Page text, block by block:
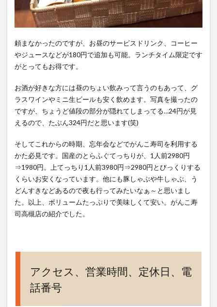
頼まなかったのですが、お昼のサービスドリンク、コーヒー
やジュースなどが180円で追加も可能。ランチタイム限定です
がとってもお得です。
お酒が好きな方には昼のちょい飲みって言うのもあって、グ
ラスワインやミニ生ビールも安く飲めます。写真を撮ったの
ですが、ちょうど値段の部分が隠れてしまってる…24円が見
えるので、たぶん324円だと思います(笑)
そしてこれからの時期、忘年会などでがんこ寿司を利用する
かた必見です。国産のとらふぐてっちりが、1人前2980円
⇒1980円。上てっちり1人前3980円⇒2980円とびっくりする
くらいお安くなっています。他にも豚しゃぶや牛しゃぶ、う
どんすきなどあるので夜も行ってみたいなぁ～と思いまし
た。以上、ボリュームたっぷりで美味しくて安い。がんこ寿
司高槻店の紹介でした。
アクセス、営業時間、定休日、電
話番号